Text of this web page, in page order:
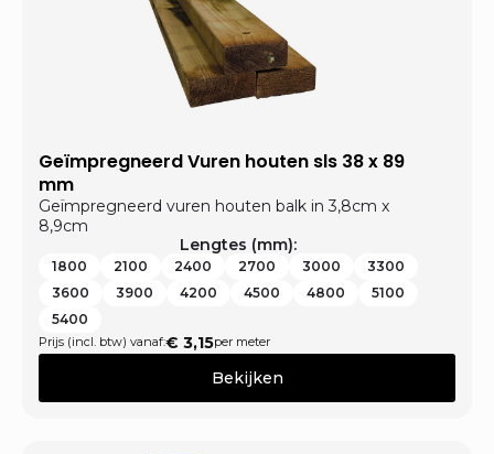
Geïmpregneerd Vuren houten sls 38 x 89
mm
Geïmpregneerd vuren houten balk in 3,8cm x
8,9cm
Lengtes (mm):
1800 2100 2400 2700 3000
3300
3600
3900 4200 4500 4800
5100
5400
Prijs (incl. btw) vanaf:€ 3,15per meter
Bekijken